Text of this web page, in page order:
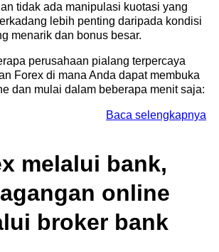
tidak ada manipulasi kuotasi yang
lebih penting daripada kondisi
menarik dan bonus besar.
perusahaan pialang terpercaya
Forex di mana Anda dapat membuka
dan mulai dalam beberapa menit saja:
Baca selengkapnya
melalui bank,
online
broker bank